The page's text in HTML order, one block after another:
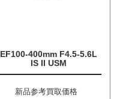
EF100-400mm F4.5-5.6L
IS II USM
新品参考買取価格